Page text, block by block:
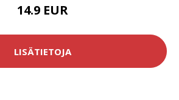
14.9 EUR
LISÄTIETOJA